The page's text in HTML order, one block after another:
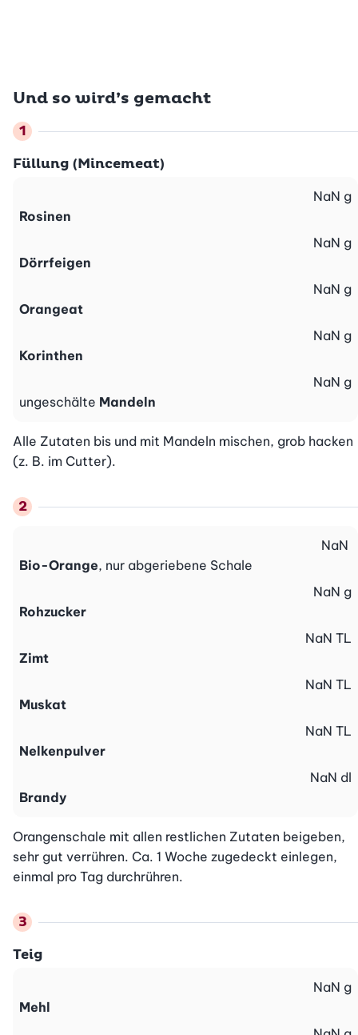
Und so wird’s gemacht
Füllung (Mincemeat)
Rosinen
NaN g
Dörrfeigen
NaN g
Orangeat
NaN g
Korinthen
NaN g
ungeschälte Mandeln
NaN g
Alle Zutaten bis und mit Mandeln mischen, grob hacken
(z. B. im Cutter).
Bio-Orange, nur abgeriebene Schale
NaN
Rohzucker
NaN g
Zimt
NaN TL
Muskat
NaN TL
Nelkenpulver
NaN TL
Brandy
NaN dl
Orangenschale mit allen restlichen Zutaten beigeben,
sehr gut verrühren. Ca. 1 Woche zugedeckt einlegen,
einmal pro Tag durchrühren.
Teig
Mehl
NaN g